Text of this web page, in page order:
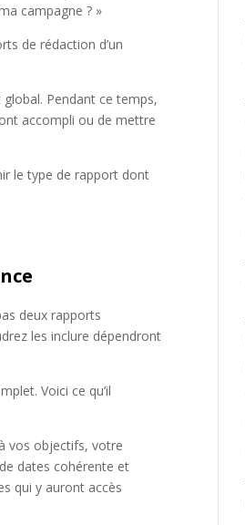
campagne ? »
de rédaction d’un
Pendant ce temps,
accompli ou de mettre
le type de rapport dont
deux rapports
les inclure dépendront
Voici ce qu’il
vos objectifs, votre
dates cohérente et
qui y auront accès